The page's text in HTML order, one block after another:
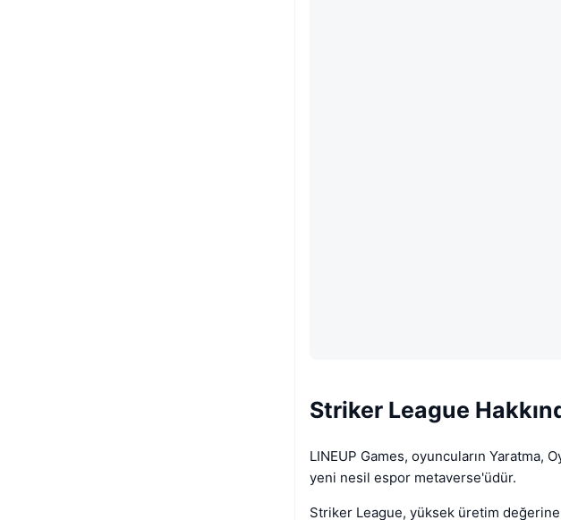
Striker League
LINEUP Games, oyuncuların Yaratma,
yeni nesil espor metaverse'üdür.
Striker League, yüksek üretim